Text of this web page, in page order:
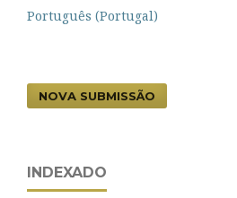
Português (Portugal)
NOVA SUBMISSÃO
INDEXADO